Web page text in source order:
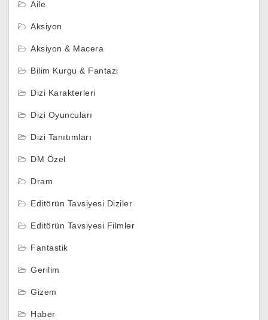
Aile
Aksiyon
Aksiyon & Macera
Bilim Kurgu & Fantazi
Dizi Karakterleri
Dizi Oyuncuları
Dizi Tanıtımları
DM Özel
Dram
Editörün Tavsiyesi Diziler
Editörün Tavsiyesi Filmler
Fantastik
Gerilim
Gizem
Haber